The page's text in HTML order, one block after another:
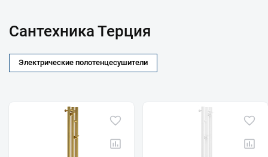
Сантехника Терция
Электрические полотенцесушители